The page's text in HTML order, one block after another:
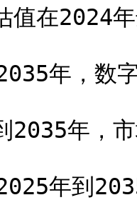
值在2024
年，数字
年，
年到